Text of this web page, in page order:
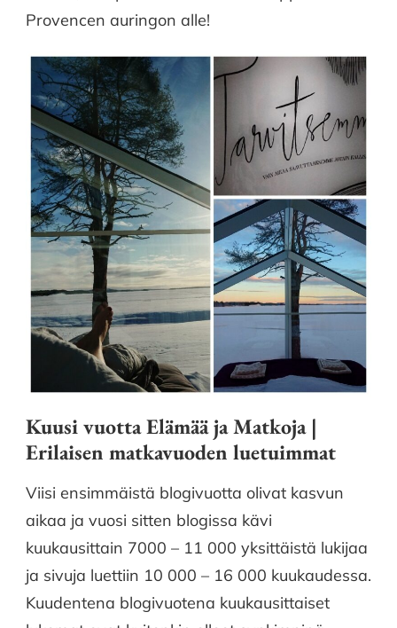
Provencen auringon alle!
Kuusi vuotta Elämää ja Matkoja |
Erilaisen matkavuoden luetuimmat
Viisi ensimmäistä blogivuotta olivat kasvun
aikaa ja vuosi sitten blogissa kävi
kuukausittain 7000 – 11 000 yksittäistä lukijaa
ja sivuja luettiin 10 000 – 16 000 kuukaudessa.
Kuudentena blogivuotena kuukausittaiset